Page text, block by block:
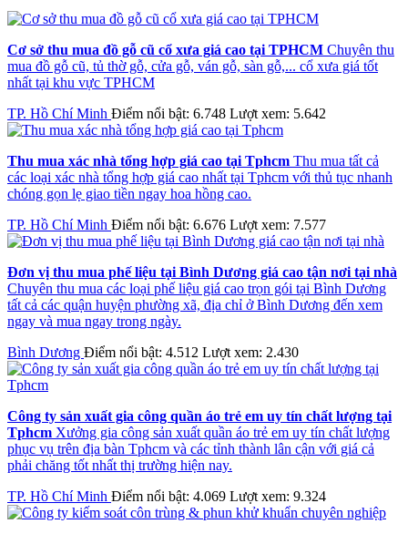
Cơ sở thu mua đồ gỗ cũ cổ xưa giá cao tại TPHCM Chuyên thu
mua đồ gỗ cũ, tủ thờ gỗ, cửa gỗ, ván gỗ, sàn gỗ,... cổ xưa giá tốt
nhất tại khu vực TPHCM
TP. Hồ Chí Minh Điểm nổi bật: 6.748 Lượt xem: 5.642
Thu mua xác nhà tổng hợp giá cao tại Tphcm Thu mua tất cả
các loại xác nhà tổng hợp giá cao nhất tại Tphcm với thủ tục nhanh
chóng gọn lẹ giao tiền ngay hoa hồng cao.
TP. Hồ Chí Minh Điểm nổi bật: 6.676 Lượt xem: 7.577
Đơn vị thu mua phế liệu tại Bình Dương giá cao tận nơi tại nhà
Chuyên thu mua các loại phế liệu giá cao trọn gói tại Bình Dương
tất cả các quận huyện phường xã, địa chỉ ở Bình Dương đến xem
ngay và mua ngay trong ngày.
Bình Dương Điểm nổi bật: 4.512 Lượt xem: 2.430
Công ty sản xuất gia công quần áo trẻ em uy tín chất lượng tại
Tphcm Xưởng gia công sản xuất quần áo trẻ em uy tín chất lượng
phục vụ trên địa bàn Tphcm và các tỉnh thành lân cận với giá cả
phải chăng tốt nhất thị trường hiện nay.
TP. Hồ Chí Minh Điểm nổi bật: 4.069 Lượt xem: 9.324